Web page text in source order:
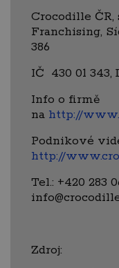
Crocodille ČR,
Franchising,
386
IČ 430 01 343,
Info o firmě
na http://
Podnikové
http://
Tel.: +420 283
Zdroj: